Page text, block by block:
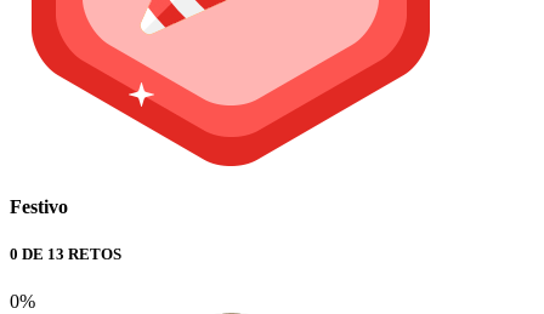
Festivo
0 DE 13 RETOS
0%